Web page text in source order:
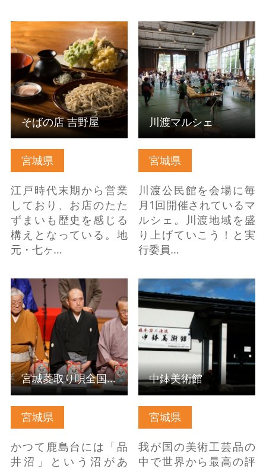
宮城県
江戸時代末期から営業
しており、お店のたた
ずまいも歴史を感じる
構えとなっている。地
元・七ヶ…
そばの店 吉野屋 の詳細
はこちら
そばの店 吉野屋
宮城県
川渡公民館を会場に毎
月1回開催されているマ
ルシェ。川渡地域を盛
り上げていこう！と実
行委員…
川渡マルシェ の詳細は
こちら
川渡マルシェ
宮城県
かつて鹿島台には「品
井沼」という沼があ
宮城菱取り唄全国大会
の詳細はこちら
宮城菱取り唄全国大会
宮城県
我が国の美術工芸品の
中で世界から最高の評
中鉢美術館 の詳細はこ
ちら
中鉢美術館